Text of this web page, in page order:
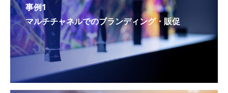
事例1
マルチチャネルでのブランディング・販促